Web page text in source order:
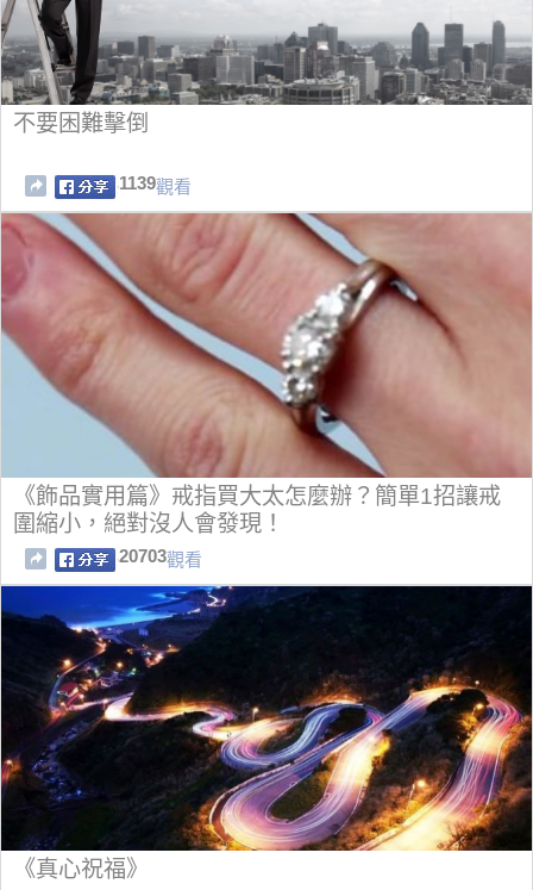
不要困難擊倒
1139觀看
《飾品實用篇》戒指買大太怎麼辦？簡單1招讓戒
圍縮小，絕對沒人會發現！
20703觀看
《真心祝福》